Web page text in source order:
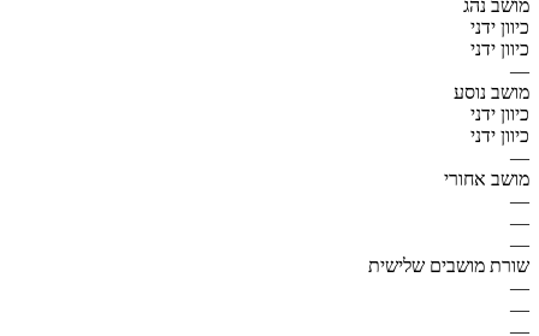
מושב נהג
כיוון ידני
כיוון ידני
—
מושב נוסע
כיוון ידני
כיוון ידני
—
מושב אחורי
—
—
—
שורת מושבים שלישית
—
—
—